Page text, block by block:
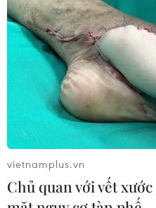
Hà Nội: Lễ hội chùa
vietnamplus.vn
Chủ quan với vết